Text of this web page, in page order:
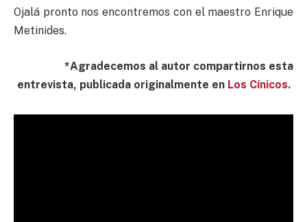
Ojalá pronto nos encontremos con el maestro Enrique
Metinides.
*Agradecemos al autor compartirnos esta
entrevista, publicada originalmente en Los Cínicos.